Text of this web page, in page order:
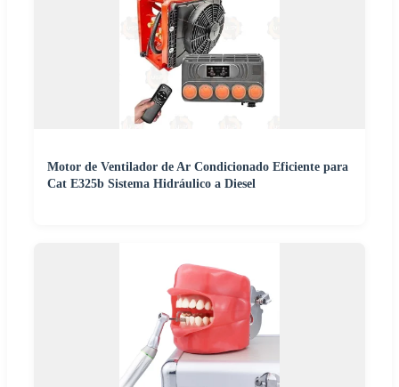
Motor de Ventilador de Ar Condicionado Eficiente para
Cat E325b Sistema Hidráulico a Diesel